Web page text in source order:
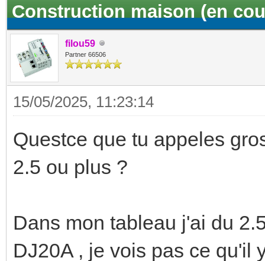
Construction maison (en
filou59
Partner 66506
15/05/2025, 11:23:14
Questce que tu appeles
2.5 ou plus ?
Dans mon tableau j'ai du
DJ20A , je vois pas ce qu'il